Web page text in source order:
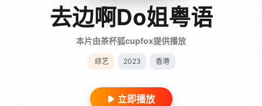
去边啊Do姐粤语
本片由茶杯狐cupfox提供播放
综艺 2023 香港
立即播放